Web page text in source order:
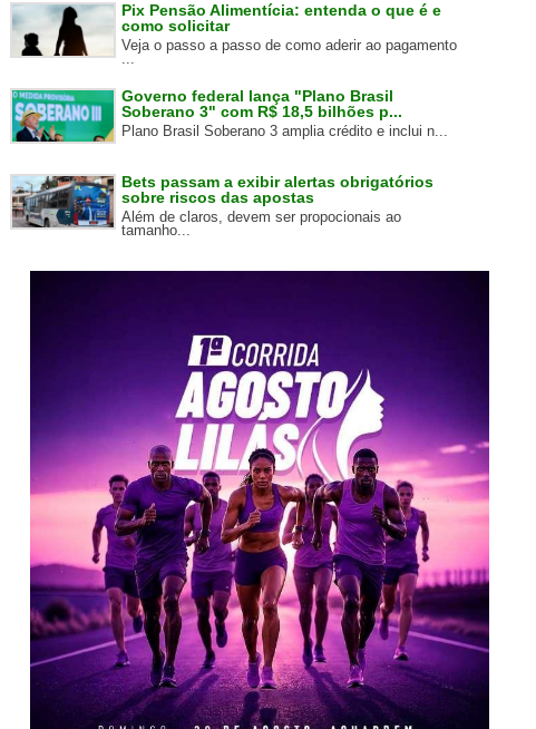
Pix Pensão Alimentícia: entenda o que é e
como solicitar
Veja o passo a passo de como aderir ao pagamento
...
Governo federal lança "Plano Brasil
Soberano 3" com R$ 18,5 bilhões p...
Plano Brasil Soberano 3 amplia crédito e inclui n...
Bets passam a exibir alertas obrigatórios
sobre riscos das apostas
Além de claros, devem ser propocionais ao
tamanho...